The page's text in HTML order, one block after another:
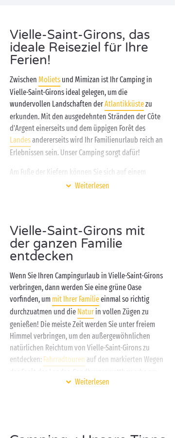
Vielle-Saint-Girons, das
ideale Reiseziel für Ihre
Ferien!
Zwischen Moliets und Mimizan ist Ihr Camping in
Vielle-Saint-Girons ideal gelegen, um die
wundervollen Landschaften derAtlantikküstezu
erkunden. Mit den ausgedehnten Stränden der Côte
d'Argent einerseits und dem üppigen Forêt des
Landesandererseits wird Ihr Familienurlaub reich an
Erlebnissen sein. Unser Camping sorgt dafür!
Am Fuße der Kiefern können Sie sich auf einem
Campingstellplatzoder in einem voll
die vielfältigen Aktivitäten vor Ort: Wassersport auf
dem nahe gelegenen Lac deLéon , Tennis, Volleyball,
Fitness im Freien ... Und ganz zu schweigen von den
entspannen oder sich auf sanfte Weise zu betätigen,
können Sie natürlich auch nach Belieben die
türkisblauen Schwimmbäder des Erlebnisbads
genießen. Willkommen in Ihrem neuen Zuhause
unter der Sonne derAquitaine!
Weiterlesen
Vielle-Saint-Girons mit
der ganzen Familie
entdecken
Wenn Sie Ihren Campingurlaub in Vielle-Saint-Girons
verbringen, dann werden Sie eine grüne Oase
vorfinden, um mit Ihrer Familieeinmal so richtig
durchzuatmen und die Natur in vollen Zügen zu
genießen! Die meiste Zeit werden Sie unter freiem
Himmel verbringen, um den außergewöhnlichen
natürlichen Reichtum von Vielle-Saint-Girons zu
entdecken: Fahrradtouren auf den markierten Wegen
Ozean, Badefreuden im Süßwasser... Auf einem
Weiterlesen